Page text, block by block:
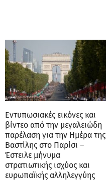
Εντυπωσιακές εικόνες και
βίντεο από την μεγαλειώδη
παρέλαση για την Ημέρα της
Βαστίλης στο Παρίσι –
Έστειλε μήνυμα
στρατιωτικής ισχύος και
ευρωπαϊκής αλληλεγγύης